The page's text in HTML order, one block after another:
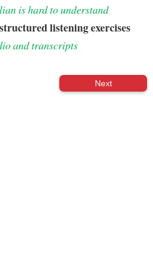
is hard to understand
structured listening exercises
and transcripts
Next